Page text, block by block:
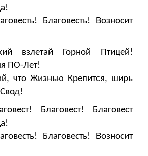
Благовесть! Возносит
взлетай Горной Птицей!
ПО-Лет!
что Жизнью Крепится, ширь
Благовест! Благовест
Благовесть! Возносит